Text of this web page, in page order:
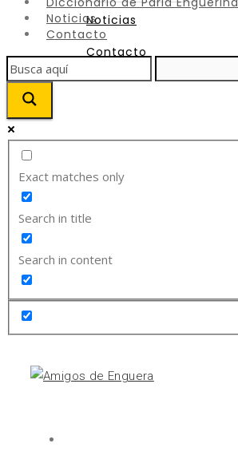
Noticias
Contacto
Noticias
Contacto
Exact matches only
Search in title
Search in content